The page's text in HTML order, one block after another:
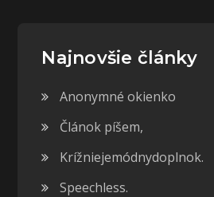
Najnovšie články
Anonymné okienko
Článok píšem,
Krížniejemódnydoplnok.
Speechless.